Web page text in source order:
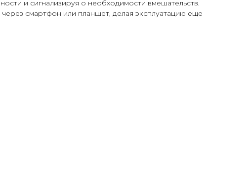
и сигнализируя о необходимости вмешательств.
смартфон или планшет, делая эксплуатацию еще